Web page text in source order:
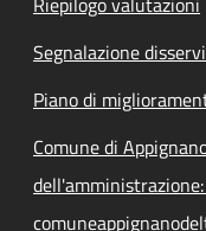
Segnalazione
Piano di
Comune di